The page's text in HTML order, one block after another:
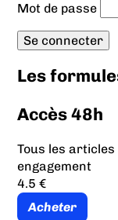
Mot de passe
Les
Accès 48h
Tous les
engagement
4.5 €
Acheter